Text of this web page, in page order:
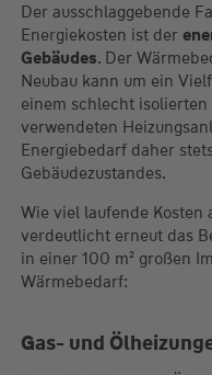
Der ausschlaggebende
Energiekosten ist der
Gebäudes. Der
Neubau kann um ein
einem schlecht
verwendeten
Energiebedarf daher
Gebäudezustandes.
Wie viel laufende Kosten
verdeutlicht erneut das
in einer 100 m² großen
Wärmebedarf:
Gas- und